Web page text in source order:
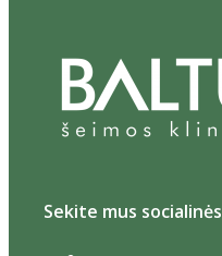
Sekite mus